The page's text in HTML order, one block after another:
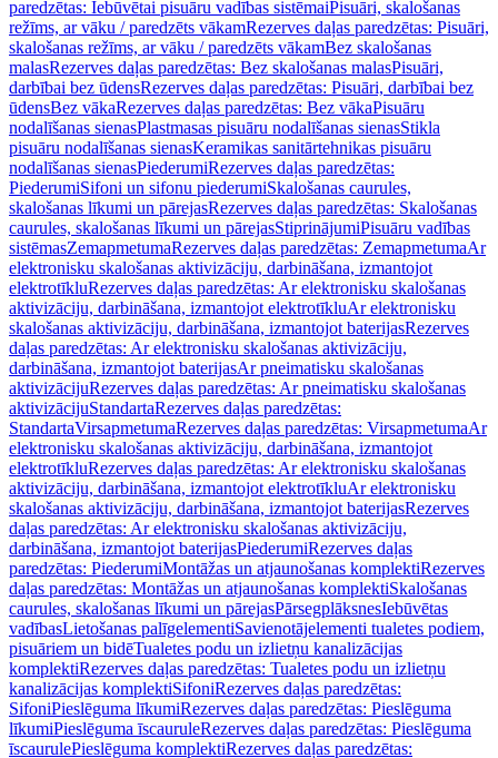
paredzētas: Iebūvētai pisuāru vadības sistēmaiPisuāri, skalošanas
režīms, ar vāku / paredzēts vākamRezerves daļas paredzētas: Pisuāri,
skalošanas režīms, ar vāku / paredzēts vākamBez skalošanas
malasRezerves daļas paredzētas: Bez skalošanas malasPisuāri,
darbībai bez ūdensRezerves daļas paredzētas: Pisuāri, darbībai bez
ūdensBez vākaRezerves daļas paredzētas: Bez vākaPisuāru
nodalīšanas sienasPlastmasas pisuāru nodalīšanas sienasStikla
pisuāru nodalīšanas sienasKeramikas sanitārtehnikas pisuāru
nodalīšanas sienasPiederumiRezerves daļas paredzētas:
PiederumiSifoni un sifonu piederumiSkalošanas caurules,
skalošanas līkumi un pārejasRezerves daļas paredzētas: Skalošanas
caurules, skalošanas līkumi un pārejasStiprinājumiPisuāru vadības
sistēmasZemapmetumaRezerves daļas paredzētas: ZemapmetumaAr
elektronisku skalošanas aktivizāciju, darbināšana, izmantojot
elektrotīkluRezerves daļas paredzētas: Ar elektronisku skalošanas
aktivizāciju, darbināšana, izmantojot elektrotīkluAr elektronisku
skalošanas aktivizāciju, darbināšana, izmantojot baterijasRezerves
daļas paredzētas: Ar elektronisku skalošanas aktivizāciju,
darbināšana, izmantojot baterijasAr pneimatisku skalošanas
aktivizācijuRezerves daļas paredzētas: Ar pneimatisku skalošanas
aktivizācijuStandartaRezerves daļas paredzētas:
StandartaVirsapmetumaRezerves daļas paredzētas: VirsapmetumaAr
elektronisku skalošanas aktivizāciju, darbināšana, izmantojot
elektrotīkluRezerves daļas paredzētas: Ar elektronisku skalošanas
aktivizāciju, darbināšana, izmantojot elektrotīkluAr elektronisku
skalošanas aktivizāciju, darbināšana, izmantojot baterijasRezerves
daļas paredzētas: Ar elektronisku skalošanas aktivizāciju,
darbināšana, izmantojot baterijasPiederumiRezerves daļas
paredzētas: PiederumiMontāžas un atjaunošanas komplektiRezerves
daļas paredzētas: Montāžas un atjaunošanas komplektiSkalošanas
caurules, skalošanas līkumi un pārejasPārsegplāksnesIebūvētas
vadībasLietošanas palīgelementiSavienotājelementi tualetes podiem,
pisuāriem un bidēTualetes podu un izlietņu kanalizācijas
komplektiRezerves daļas paredzētas: Tualetes podu un izlietņu
kanalizācijas komplektiSifoniRezerves daļas paredzētas:
SifoniPieslēguma līkumiRezerves daļas paredzētas: Pieslēguma
līkumiPieslēguma īscauruleRezerves daļas paredzētas: Pieslēguma
īscaurulePieslēguma komplektiRezerves daļas paredzētas: